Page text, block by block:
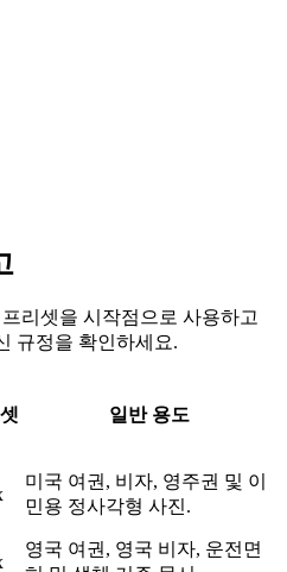
리셋을 시작점으로 사용하고
규정을 확인하세요.
일반 용도
미국 여권, 비자, 영주권 및 이
민용 정사각형 사진.
영국 여권, 영국 비자, 운전면